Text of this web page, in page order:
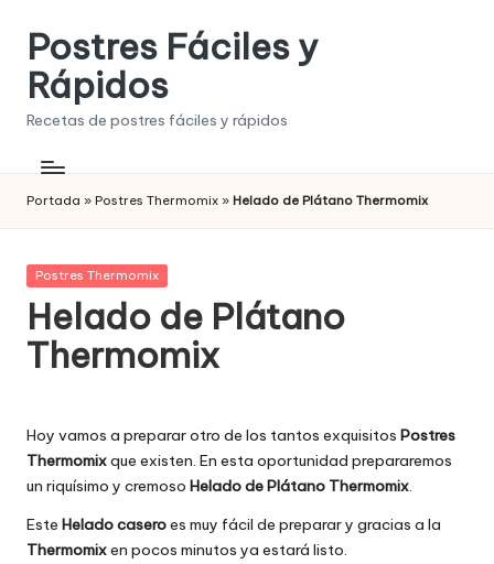
Saltar
contenido
Postres Fáciles y
Rápidos
Recetas de postres fáciles y rápidos
Portada » Postres Thermomix » Helado de Plátano Thermomix
Publicada
Postres Thermomix
Helado de Plátano
Thermomix
Hoy vamos a preparar otro de los tantos exquisitos Postres
Thermomixque existen. En esta oportunidad prepararemos
un riquísimo y cremoso Helado de Plátano Thermomix.
Este Helado caseroes muy fácil de preparar y gracias a la
Thermomixen pocos minutos ya estará listo.